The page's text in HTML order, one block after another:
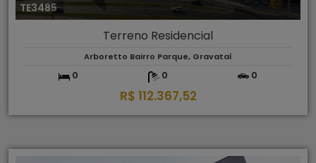
TE3485
Terreno Residencial
Arboretto Bairro Parque, Gravataí
0 0 0
R$ 112.367,52